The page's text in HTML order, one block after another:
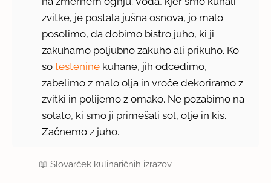
zvitke, je postala jušna osnova, jo malo
posolimo, da dobimo bistro juho, ki ji
zakuhamo poljubno zakuho ali prikuho. Ko
sotestenine kuhane, jih odcedimo,
zabelimo z malo olja in vroče dekoriramo z
zvitki in polijemo z omako. Ne pozabimo na
solato, ki smo ji primešali sol, olje in kis.
Začnemo z juho.
📖Slovarček kulinaričnih izrazov